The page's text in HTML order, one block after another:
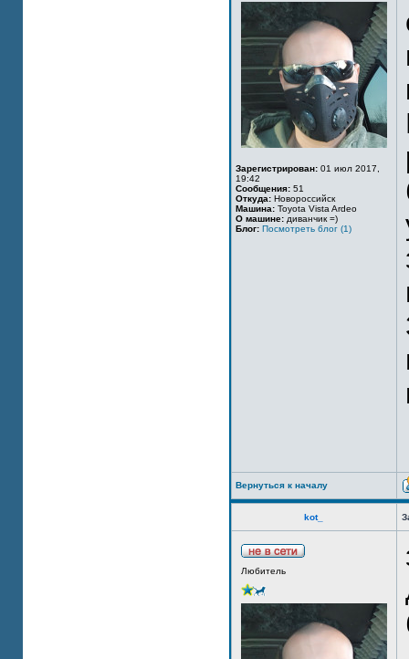
Зарегистрирован: 01 июл 2017,
19:42
Сообщения: 51
Откуда: Новороссийск
Машина: Toyota Vista Ardeo
О машине: диванчик =)
Блог: Посмотреть блог (1)
Вернуться к началу
kot_
Любитель